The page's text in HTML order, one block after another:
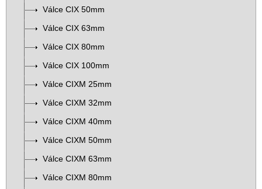
Válce CIX 50mm
Válce CIX 63mm
Válce CIX 80mm
Válce CIX 100mm
Válce CIXM 25mm
Válce CIXM 32mm
Válce CIXM 40mm
Válce CIXM 50mm
Válce CIXM 63mm
Válce CIXM 80mm